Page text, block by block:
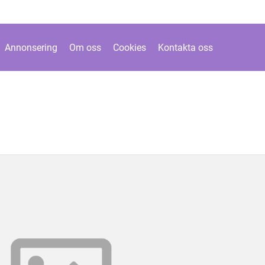
Annonsering Om oss Cookies Kontakta oss